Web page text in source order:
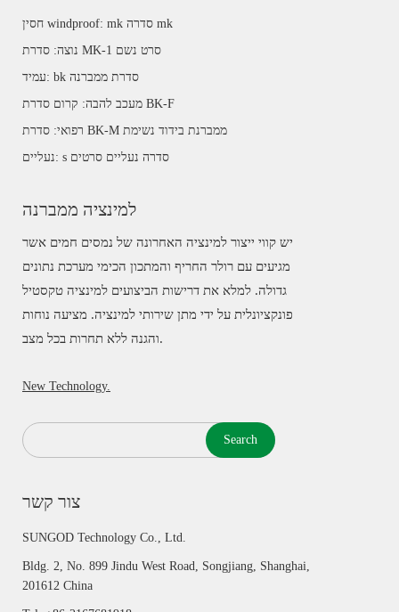
חסין windproof: mk סדרה mk
נוצה: סדרת MK-1 סרט נשם
עמיד: bk סדרת ממברנה
מעכב להבה: קרום סדרת BK-F
רפואי: סדרת BK-M ממברנת בידוד נשימת
נעליים: s סדרה נעליים סרטים
למינציה ממברנה
יש קווי ייצור למינציה האחרונה של נמסים חמים אשר
מגיעים עם רולר החריף והמתכון הכימי מערכת נתונים
גדולה. למלא את דרישות הביצועים למינציה טקסטיל
פונקציונלית על ידי מתן שירותי למינציה. מציעה נוחות
והגנה ללא תחרות בכל מצב.
New Technology.
Search
צור קשר
SUNGOD Technology Co., Ltd.
Bldg. 2, No. 899 Jindu West Road, Songjiang, Shanghai,
201612 China